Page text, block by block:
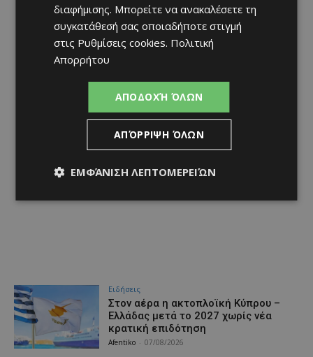
Ειδήσεις
Στον αέρα η ακτοπλοϊκή Κύπρου –
Ελλάδας μετά το 2027 χωρίς νέα
κρατική επιδότηση
Afentiko 07/08/2026
διαφήμισης. Μπορείτε να ανακαλέσετε τη
συγκατάθεσή σας οποιαδήποτε στιγμή
στις Ρυθμίσεις cookies. Πολιτική
Απορρήτου
ΑΠΟΔΟΧΉ ΌΛΩΝ
ΑΠΌΡΡΙΨΗ ΌΛΩΝ
ΕΜΦΆΝΙΣΗ ΛΕΠΤΟΜΕΡΕΙΏΝ